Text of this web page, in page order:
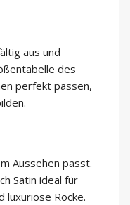
aus und
des
perfekt passen,
Aussehen passt.
Satin ideal für
luxuriöse Röcke.